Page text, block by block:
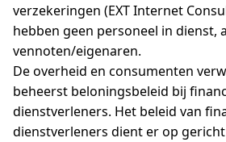
verzekeringen (EXT Internet
hebben geen personeel in dienst,
vennoten/eigenaren.
De overheid en consumenten
beheerst beloningsbeleid bij
dienstverleners. Het beleid van
dienstverleners dient er op